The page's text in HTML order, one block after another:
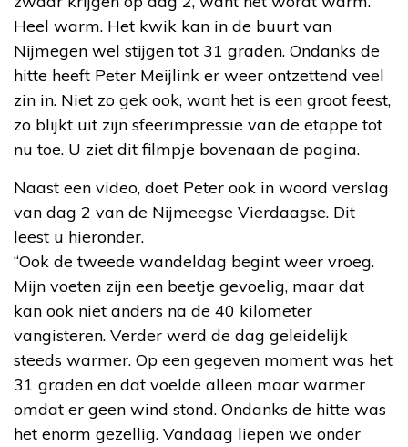
Heel warm. Het kwik kan in de buurt van
Nijmegen wel stijgen tot 31 graden. Ondanks de
hitte heeft Peter Meijlink er weer ontzettend veel
zin in. Niet zo gek ook, want het is een groot feest,
zo blijkt uit zijn sfeerimpressie van de etappe tot
nu toe. U ziet dit filmpje bovenaan de pagina.
Naast een video, doet Peter ook in woord verslag
van dag 2 van de Nijmeegse Vierdaagse. Dit
leest u hieronder.
“Ook de tweede wandeldag begint weer vroeg.
Mijn voeten zijn een beetje gevoelig, maar dat
kan ook niet anders na de 40 kilometer
vangisteren. Verder werd de dag geleidelijk
steeds warmer. Op een gegeven moment was het
31 graden en dat voelde alleen maar warmer
omdat er geen wind stond. Ondanks de hitte was
het enorm gezellig. Vandaag liepen we onder